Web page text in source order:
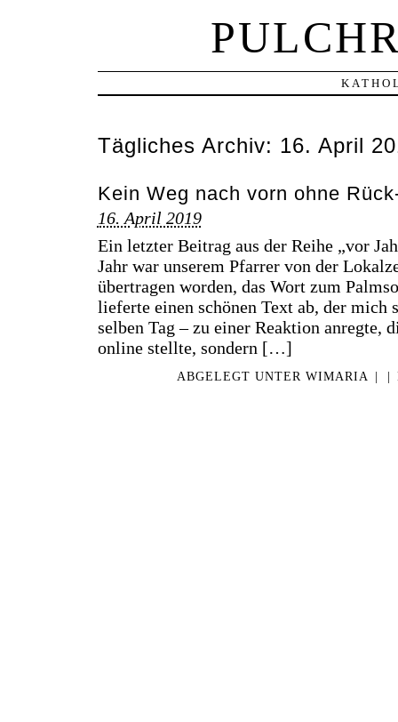
Tägliches Archiv: 16. April
Kein Weg nach vorn ohne
16. April 2019
Ein letzter Beitrag aus der Reihe „vor
Jahr war unserem Pfarrer von der
übertragen worden, das Wort zum
lieferte einen schönen Text ab, der mich
selben Tag – zu einer Reaktion anregte,
online stellte, sondern […]
ABGELEGT UNTERWIMARIA | |